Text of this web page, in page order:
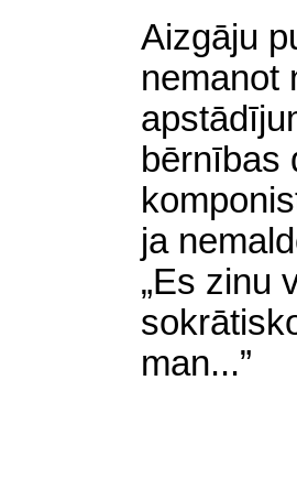
Aizgāju
nemanot
bērnības
ja
„Es zinu
man...”